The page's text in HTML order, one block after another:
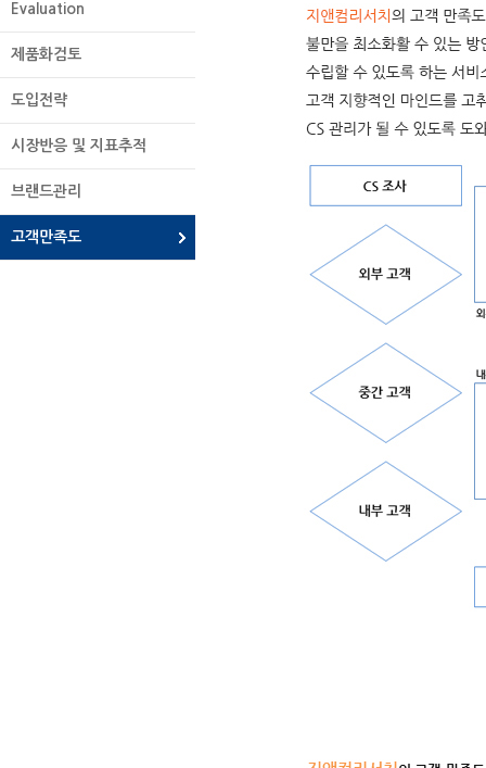
Evaluation
제품화검토
도입전략
시장반응 및 지표추적
브랜드관리
고객만족도